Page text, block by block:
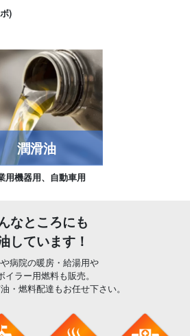
)
潤滑油
用機器用、自動車用
なところにも
しています！
病院の暖房・給湯用や
イラー用燃料も販売。
・燃料配達もお任せ下さい。